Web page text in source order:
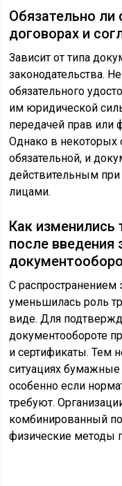
Обязательно ли
договорах и
Зависит от типа
законодательства.
обязательного
им юридической
передачей прав или
Однако в некоторых
обязательной, и
действительным
лицами.
Как изменились
после введения
С
уменьшилась роль
виде. Для
документообороте
и сертификаты. Тем
ситуациях бумажные
особенно если
требуют.
комбинированный
физические методы